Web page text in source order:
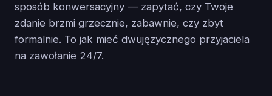
sposób konwersacyjny — zapytać, czy Twoje
zdanie brzmi grzecznie, zabawnie, czy zbyt
formalnie. To jak mieć dwujęzycznego przyjaciela
na zawołanie 24/7.